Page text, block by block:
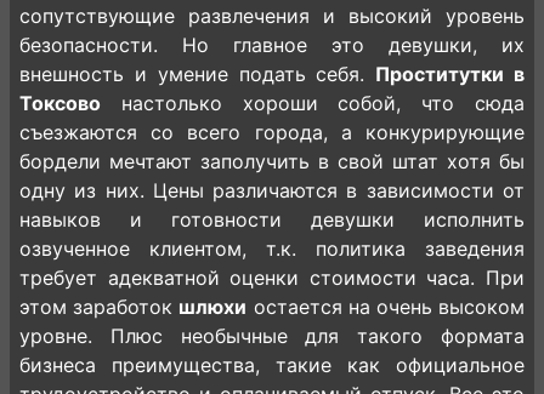
сопутствующие развлечения и высокий уровень
безопасности. Но главное это девушки, их
внешность и умение подать себя. Проститутки в
Токсово настолько хороши собой, что сюда
съезжаются со всего города, а конкурирующие
бордели мечтают заполучить в свой штат хотя бы
одну из них. Цены различаются в зависимости от
навыков и готовности девушки исполнить
озвученное клиентом, т.к. политика заведения
требует адекватной оценки стоимости часа. При
этом заработок шлюхи остается на очень высоком
уровне. Плюс необычные для такого формата
бизнеса преимущества, такие как официальное